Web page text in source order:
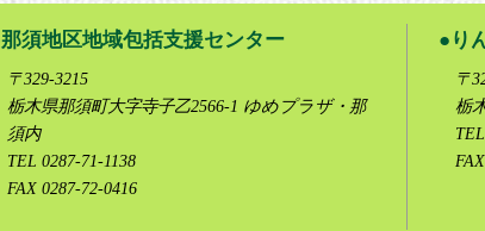
那須地区地域包括支援センター
〒329-3215
栃木県那須町大字寺子乙2566-1 ゆめプラザ・那
須内
TEL 0287-71-1138
FAX 0287-72-0416
り
〒
栃